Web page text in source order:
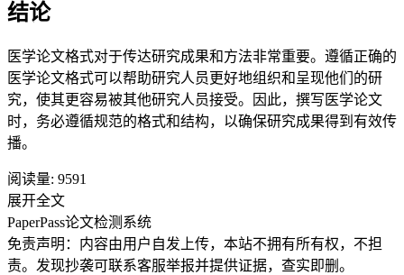
结论
医学论文格式对于传达研究成果和方法非常重要。遵循正确的
医学论文格式可以帮助研究人员更好地组织和呈现他们的研
究，使其更容易被其他研究人员接受。因此，撰写医学论文
时，务必遵循规范的格式和结构，以确保研究成果得到有效传
播。
阅读量: 9591
展开全文
PaperPass论文检测系统
免责声明：内容由用户自发上传，本站不拥有所有权，不担
责。发现抄袭可联系客服举报并提供证据，查实即删。